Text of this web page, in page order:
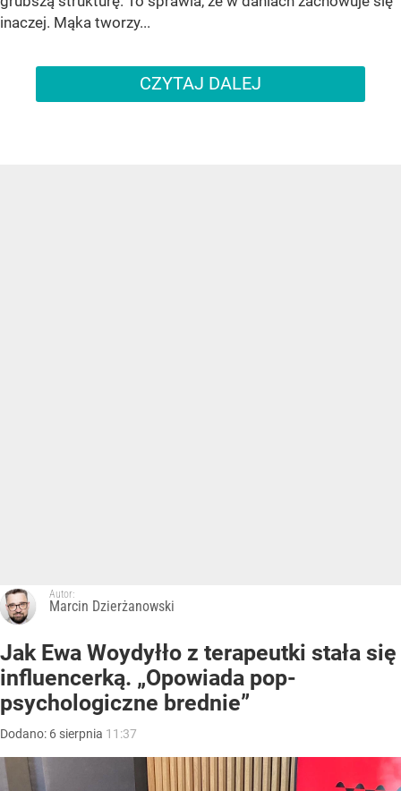
inaczej. Mąka tworzy...
CZYTAJ DALEJ
Autor:
Marcin Dzierżanowski
Jak Ewa Woydyłło z terapeutki stała się
influencerką. „Opowiada pop-
psychologiczne brednie”
Dodano: 6 sierpnia 11:37